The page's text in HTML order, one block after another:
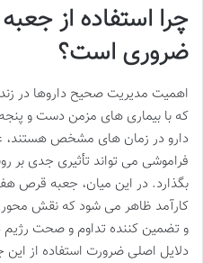
چرا استفاده از
ضروری است؟
اهمیت مدیریت صحیح داروها در
که با بیماری های مزمن دست و
دارو در زمان های مشخص هستند،
فراموشی می تواند تأثیری جدی بر
بگذارد. در این میان، جعبه قرص
کارآمد ظاهر می شود که نقش
و تضمین کننده تداوم و صحت رژیم
دلایل اصلی ضرورت استفاده از این